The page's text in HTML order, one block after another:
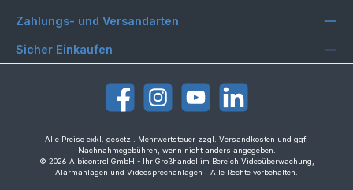
Zahlungs- und Versandarten
Sicher Einkaufen
FacebookInstagramYouTubeLinkedIn
Alle Preise exkl. gesetzl. Mehrwertsteuer zzgl. Versandkosten und ggf.
Nachnahmegebühren, wenn nicht anders angegeben.
© 2026 Albicontrol GmbH - Ihr Großhandel im Bereich Videoüberwachung,
Alarmanlagen und Videosprechanlagen - Alle Rechte vorbehalten.